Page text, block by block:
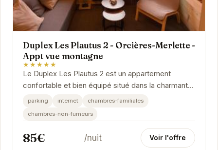
Duplex Les Plautus 2 - Orcières-Merlette -
Appt vue montagne
★★★★★
Le Duplex Les Plautus 2 est un appartement
confortable et bien équipé situé dans la charmante
station de ski d'Orcières-Merlette. Avec sa vue...
parking internet
chambres-familiales
chambres-non-fumeurs
85€ /nuit Voir l'offre